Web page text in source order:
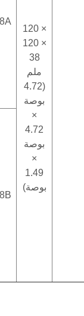
120 ×
120 ×
38
ملم
(4.72
بوصة
×
4.72
بوصة
×
1.49
بوصة)